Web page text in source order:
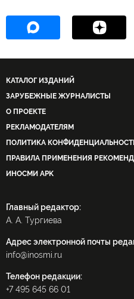
КАТАЛОГ ИЗДАНИЙ
ЗАРУБЕЖНЫЕ ЖУРНАЛИСТЫ
О ПРОЕКТЕ
РЕКЛАМОДАТЕЛЯМ
ПОЛИТИКА
ПРАВИЛА ПРИМЕНЕНИЯ
ИНОСМИ APK
Главный редактор:
А. А. Тургиева
Адрес электронной почты
info@inosmi.ru
Телефон редакции:
+7 495 645 66 01